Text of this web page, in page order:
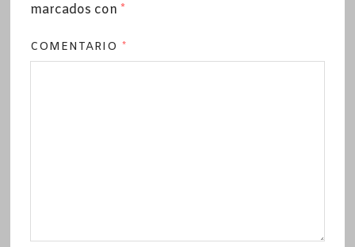
marcados con *
COMENTARIO *